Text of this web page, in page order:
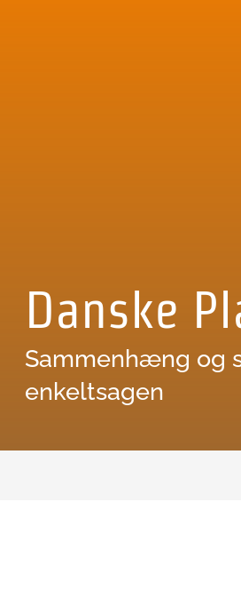
Danske
Sammenhæng og
enkeltsagen